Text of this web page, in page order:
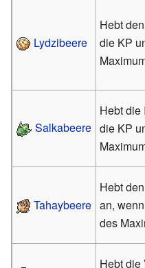
Lydzibeere
Hebt
die KP
Salkabeere
Hebt die
die KP
Tahaybeere
Hebt
an,
des
Hebt die